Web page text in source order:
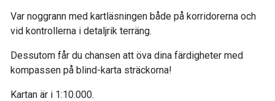
Var noggrann med kartläsningen både på korridorerna och
vid kontrollerna i detaljrik terräng.
Dessutom får du chansen att öva dina färdigheter med
kompassen på blind-karta sträckorna!
Kartan är i 1:10.000.